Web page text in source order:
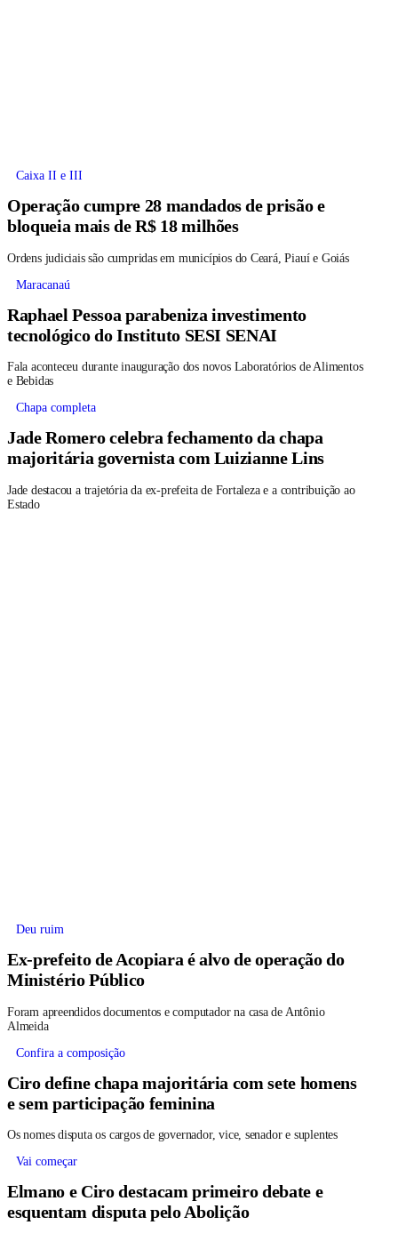
Caixa II e III
Operação cumpre 28 mandados de prisão e
bloqueia mais de R$ 18 milhões
Ordens judiciais são cumpridas em municípios do Ceará, Piauí e Goiás
Maracanaú
Raphael Pessoa parabeniza investimento
tecnológico do Instituto SESI SENAI
Fala aconteceu durante inauguração dos novos Laboratórios de Alimentos
e Bebidas
Chapa completa
Jade Romero celebra fechamento da chapa
majoritária governista com Luizianne Lins
Jade destacou a trajetória da ex-prefeita de Fortaleza e a contribuição ao
Estado
Deu ruim
Ex-prefeito de Acopiara é alvo de operação do
Ministério Público
Foram apreendidos documentos e computador na casa de Antônio
Almeida
Confira a composição
Ciro define chapa majoritária com sete homens
e sem participação feminina
Os nomes disputa os cargos de governador, vice, senador e suplentes
Vai começar
Elmano e Ciro destacam primeiro debate e
esquentam disputa pelo Abolição